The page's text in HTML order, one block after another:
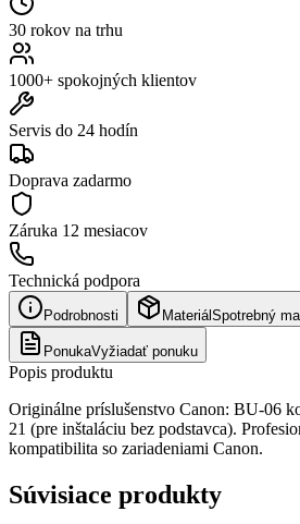
30 rokov na trhu
1000+ spokojných klientov
Servis do 24 hodín
Doprava zadarmo
Záruka 12 mesiacov
Technická podpora
Podrobnosti Materiál Spotrebný
PonukaVyžiadať ponuku
Popis produktu
Originálne príslušenstvo Canon: BU-06
21 (pre inštaláciu bez podstavca).
kompatibilita so zariadeniami Canon.
Súvisiace produkty